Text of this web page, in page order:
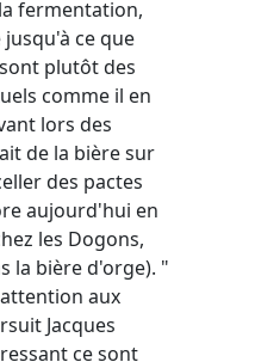
fermentation,
ce que
plutôt des
comme il en
lors des
de la bière sur
des pactes
aujourd'hui en
les Dogons,
la bière d'orge). "
aux
Jacques
ce sont